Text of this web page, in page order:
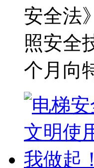
安全法
照安全
个月向